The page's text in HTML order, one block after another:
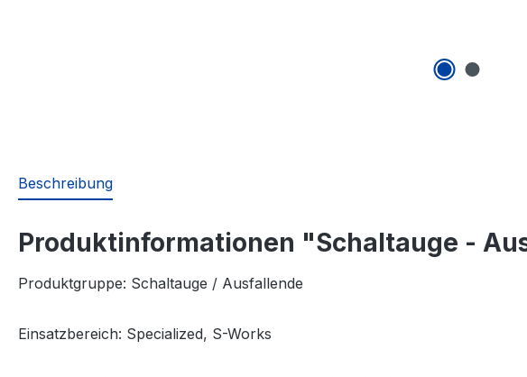
Beschreibung
Produktinformationen "Schaltauge -
Produktgruppe: Schaltauge / Ausfallende
Einsatzbereich: Specialized, S-Works